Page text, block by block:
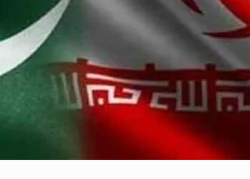
PAZ